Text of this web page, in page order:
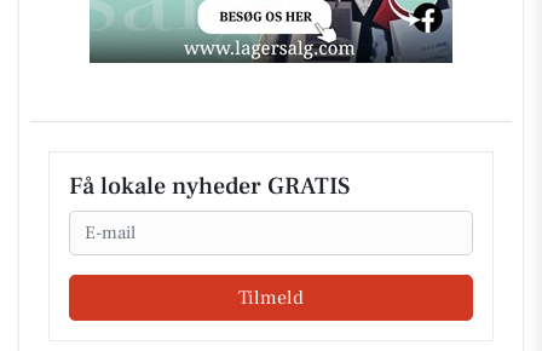
Få lokale nyheder GRATIS
Email
Tilmeld